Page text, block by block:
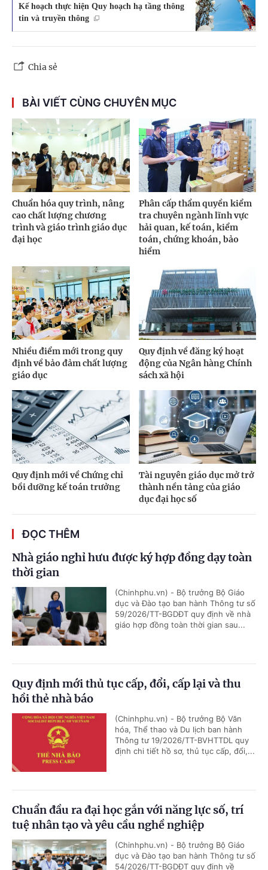
Kế hoạch thực hiện Quy hoạch hạ tầng thông
tin và truyền thông
Chia sẻ
BÀI VIẾT CÙNG CHUYÊN MỤC
Chuẩn hóa quy trình, nâng
cao chất lượng chương
trình và giáo trình giáo dục
đại học
Phân cấp thẩm quyền kiểm
tra chuyên ngành lĩnh vực
hải quan, kế toán, kiểm
toán, chứng khoán, bảo
hiểm
Nhiều điểm mới trong quy
định về bảo đảm chất lượng
giáo dục
Quy định về đăng ký hoạt
động của Ngân hàng Chính
sách xã hội
Quy định mới về Chứng chỉ
bồi dưỡng kế toán trưởng
Tài nguyên giáo dục mở trở
thành nền tảng của giáo
dục đại học số
ĐỌC THÊM
Nhà giáo nghỉ hưu được ký hợp đồng dạy toàn
thời gian
(Chinhphu.vn) - Bộ trưởng Bộ Giáo
dục và Đào tạo ban hành Thông tư số
59/2026/TT-BGDĐT quy định về nhà
giáo hợp đồng toàn thời gian sau...
Quy định mới thủ tục cấp, đổi, cấp lại và thu
hồi thẻ nhà báo
(Chinhphu.vn) - Bộ trưởng Bộ Văn
hóa, Thể thao và Du lịch ban hành
Thông tư 19/2026/TT-BVHTTDL quy
định chi tiết hồ sơ, thủ tục cấp, đổi,...
Chuẩn đầu ra đại học gắn với năng lực số, trí
tuệ nhân tạo và yêu cầu nghề nghiệp
(Chinhphu.vn) - Bộ trưởng Bộ Giáo
dục và Đào tạo ban hành Thông tư số
54/2026/TT-BGDĐT quy định về